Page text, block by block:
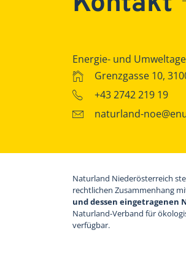
Energie- und
Grenzgasse 10,
+43 2742 219 19
naturland-
Naturland Niederösterreich
rechtlichen Zusammenhang
und dessen eingetragenen
Naturland-Verband für
verfügbar.